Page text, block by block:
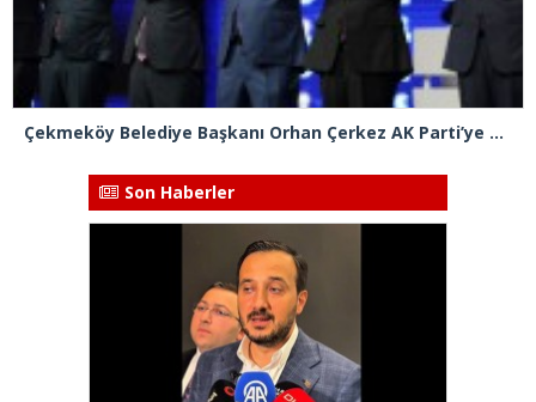
Çekmeköy Belediye Başkanı Orhan Çerkez AK Parti’ye katıldı
Son Haberler